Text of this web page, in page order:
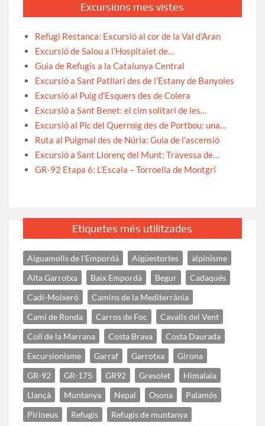
Excursions mes vistes
Refugi Restanca: Excursió al cor de la Val d’Aran
Excursió de Salou a l’Hospitalet de…
Guia de Refugis a la Catalunya Central
Excursió a Sant Patllari des de l’Estany de Banyoles
Excursió al Puig d’Esquers des de Colera
Excursió a Sant Benet: el cim solitari de les…
Excursió al Pic del Querroig des de Portbou: una…
Ruta al Puigmal des de Núria: Guia de l’ascensió
Excursió a Sant Llorenç del Munt: Travessa de…
GR-92 Etapa 6: L’Escala – Torroella de Montgrí
Etiquetes més utilitzades
Aiguamolls de l'Empordà Aigüestortes
alpinisme
Alta Garrotxa
Baix Empordà Begur
Cadaqués
Cadí-Moixeró
Camins de la Mediterrània
Camí de Ronda
Carros de Foc
Cavalls del Vent
Coll de la Marrana
Costa Brava
Costa Daurada
Excursionisme
Garraf Garrotxa
Girona
GR-92
GR-175 GR92 Gresolet
Himalaia
Llançà
Muntanya Nepal Osona
Palamós
Pirineus
Refugis
Refugis de muntanya